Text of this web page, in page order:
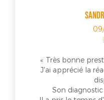
Très bonne
J'ai apprécié la
Son